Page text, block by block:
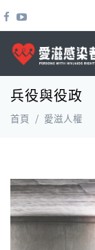
搜尋表單
兵役與役政
首頁 / 愛滋人權